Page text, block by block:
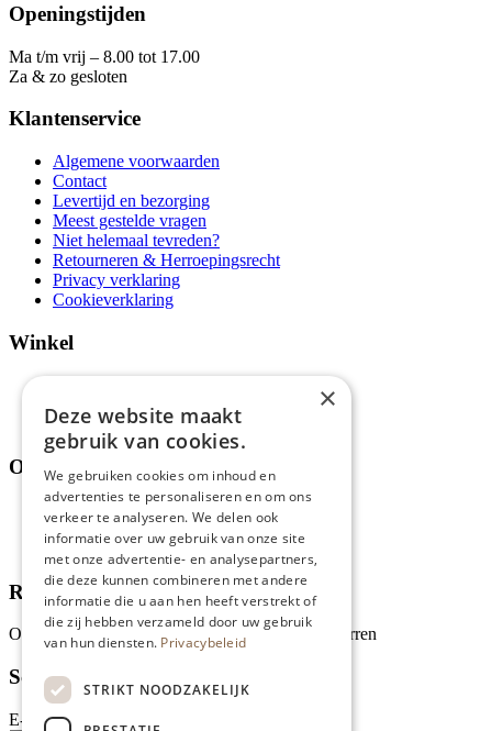
Openingstijden
Ma t/m vrij – 8.00 tot 17.00
Za & zo gesloten
Klantenservice
Algemene voorwaarden
Contact
Levertijd en bezorging
Meest gestelde vragen
Niet helemaal tevreden?
Retourneren & Herroepingsrecht
Privacy verklaring
Cookieverklaring
Winkel
Assortiment
Thema's
Over ons
Wie zijn wij?
Recepten
Tips
Recensies
Onze klanten waarderen ons met 4.9 van de 5 sterren
Schrijf je in voor onze nieuwsbrief
E-mailadres
×
Deze website maakt
gebruik van cookies.
We gebruiken cookies om inhoud en
advertenties te personaliseren en om ons
verkeer te analyseren. We delen ook
informatie over uw gebruik van onze site
met onze advertentie- en analysepartners,
die deze kunnen combineren met andere
informatie die u aan hen heeft verstrekt of
die zij hebben verzameld door uw gebruik
van hun diensten. Privacybeleid
STRIKT NOODZAKELIJK